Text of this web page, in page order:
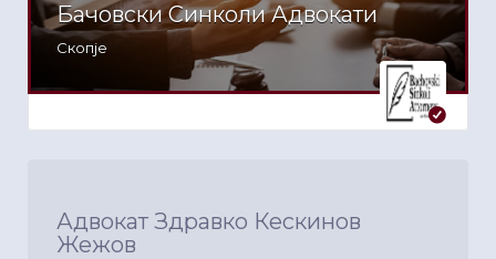
Бачовски Синколи Адвокати
Скопје
Адвокат Здравко Кескинов
Жежов